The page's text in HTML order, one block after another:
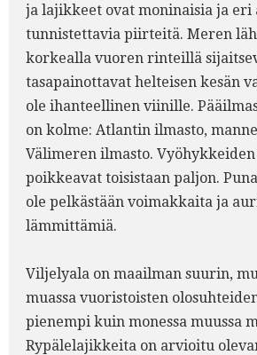
ja lajikkeet ovat moninaisia ja eri
tunnistettavia piirteitä. Meren
korkealla vuoren rinteillä
tasapainottavat helteisen kesän
ole ihanteellinen viinille.
on kolme: Atlantin ilmasto,
Välimeren ilmasto.
poikkeavat toisistaan paljon.
ole pelkästään voimakkaita ja
lämmittämiä.
Viljelyala on maailman suurin,
muassa vuoristoisten
pienempi kuin monessa muussa
Rypälelajikkeita on arvioitu